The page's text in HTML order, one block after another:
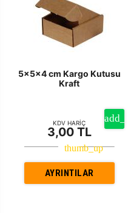
5x5x4 cm Kargo Kutusu
Kraft
KDV HARİÇ
3,00 TL
AYRINTILAR